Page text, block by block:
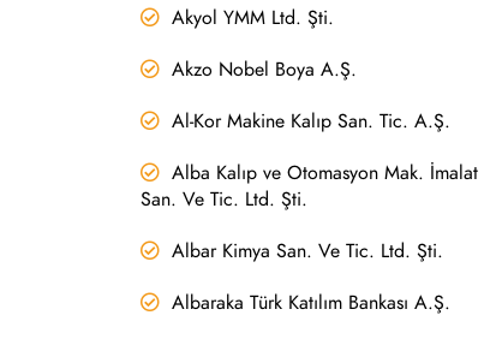
Akyol YMM Ltd. Şti.
Akzo Nobel Boya A.Ş.
Al-Kor Makine Kalıp San. Tic. A.Ş.
Alba Kalıp ve Otomasyon Mak. İmalat
San. Ve Tic. Ltd. Şti.
Albar Kimya San. Ve Tic. Ltd. Şti.
Albaraka Türk Katılım Bankası A.Ş.